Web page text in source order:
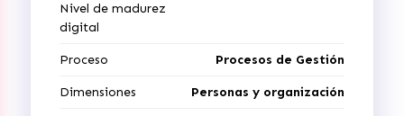
Nivel de madurez
digital
Proceso Procesos de Gestión
Dimensiones Personas y organización